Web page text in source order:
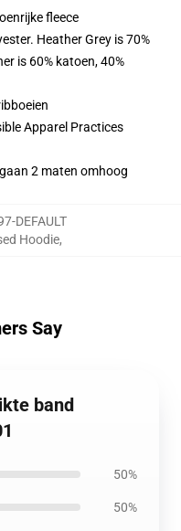
fleece
Heather Grey is 70%
is 60% katoen, 40%
Apparel Practices
2 maten omhoog
DEFAULT
Hoodie,
Say
band
50%
50%